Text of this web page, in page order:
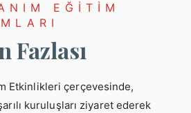
EĞİTİM
Fazlası
Etkinlikleri çerçevesinde,
kuruluşları ziyaret ederek